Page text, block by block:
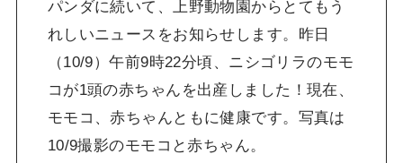
パンダに続いて、上野動物園からとてもう
れしいニュースをお知らせします。昨日
（10/9）午前9時22分頃、ニシゴリラのモモ
コが1頭の赤ちゃんを出産しました！現在、
モモコ、赤ちゃんともに健康です。写真は
10/9撮影のモモコと赤ちゃん。